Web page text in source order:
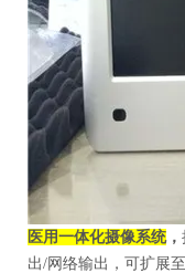
医用一体化摄像系统，
出/网络输出，可扩展